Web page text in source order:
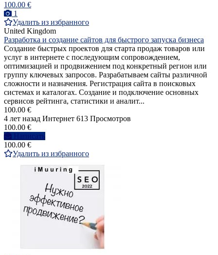
100.00 €
1
Удалить из избранного
United Kingdom
Разработка и создание сайтов для быстрого запуска бизнеса
Создание быстрых проектов для старта продаж товаров или
услуг в интернете с последующим сопровождением,
оптимизацией и продвижением под конкретный регион или
группу ключевых запросов. Разрабатываем сайты различной
сложности и назначения. Регистрация сайта в поисковых
системах и каталогах. Создание и подключение основных
сервисов рейтинга, статистики и аналит...
100.00 €
4 лет назад Интернет 613 Просмотров
100.00 €
Написать
100.00 €
Удалить из избранного